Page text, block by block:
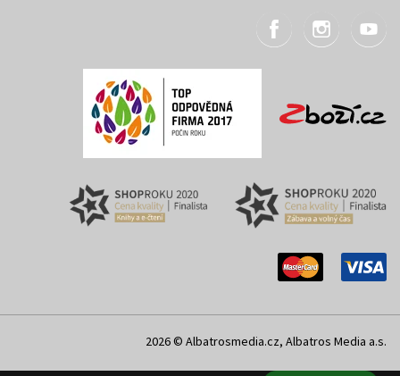
2026 © Albatrosmedia.cz, Albatros Media a.s.